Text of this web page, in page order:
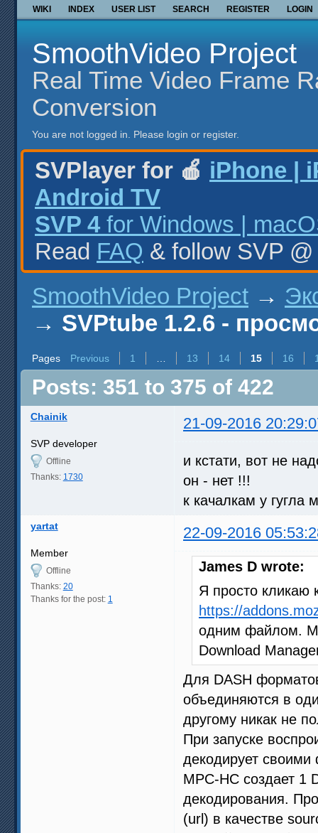
WIKI INDEX USER LIST SEARCH REGISTER LOGIN
SmoothVideo Project
Real Time Video Frame
Conversion
You are not logged in. Please login or register.
SVPlayer for 🍎 iPhone |
Android TV
SVP 4 for Windows |
Read FAQ & follow SVP
SmoothVideo Project →
→ SVPtube 1.2.6 -
Pages Previous 1 13 14 15 16
Posts: 351 to 375 of 422
Chainik 21-09-2016
SVP developer
Offline
Thanks: 1730
и кстати, вот не
он - нет !!!
к качалкам у гугла
yartat 22-09-2016
Member
Offline
Thanks: 20
Thanks for the post: 1
James D wrote:
Я просто кликаю
https://
одним файлом.
Download
Для DASH
объединяются в
другому никак не
При запуске
декодирует
MPC-HC создает 1
декодирования.
(url) в качестве